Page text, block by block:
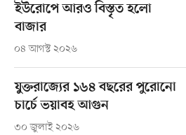
ইউরোপে আরও বিস্তৃত হলো
বাজার
০৪ আগস্ট ২০২৬
যুক্তরাজ্যের ১৬৪ বছরের পুরোনো
চার্চে ভয়াবহ আগুন
৩০ জুলাই ২০২৬